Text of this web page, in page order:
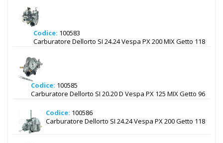
Codice: 100583
Carburatore Dellorto SI 24.24 Vespa PX 200 MIX Getto 118
Codice: 100585
Carburatore Dellorto SI 20.20 D Vespa PX 125 MIX Getto 96
Codice: 100586
Carburatore Dellorto SI 24.24 Vespa PX 200 Getto 118